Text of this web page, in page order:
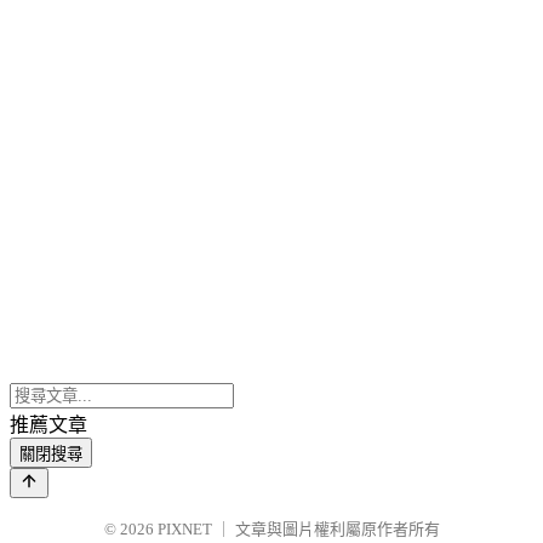
推薦文章
關閉搜尋
© 2026 PIXNET 文章與圖片權利屬原作者所有